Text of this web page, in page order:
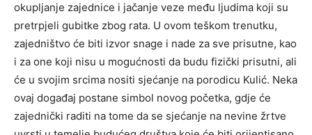
okupljanje zajednice i jačanje veze među ljudima koji su
pretrpjeli gubitke zbog rata. U ovom teškom trenutku,
zajedništvo će biti izvor snage i nade za sve prisutne, kao
i za one koji nisu u mogućnosti da budu fizički prisutni, ali
će u svojim srcima nositi sjećanje na porodicu Kulić. Neka
ovaj događaj postane simbol novog početka, gdje će
zajednički raditi na tome da se sjećanje na nevine žrtve